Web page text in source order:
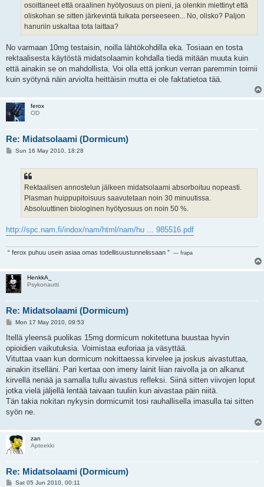
osoittaneet että oraalinen hyötyosuus on pieni, ja olenkin miettinyt että
oliskohan se sitten järkevintä tuikata perseeseen... No, olisko? Paljon
hanuriin uskaltaa tota laittaa?
No varmaan 10mg testaisin, noilla lähtökohdilla eka. Tosiaan en tosta
rektaalisesta käytöstä midatsolaamin kohdalla tiedä mitään muuta kuin
että ainakin se on mahdollista. Voi olla että jonkun verran paremmin toimii
kuin syötynä näin arviolta heittäisin mutta ei ole faktatietoa tää.
ferox
OD
Re: Midatsolaami (Dormicum)
PSun 16 May 2010, 18:28
Rektaalisen annostelun jälkeen midatsolaami absorboituu nopeasti.
Plasman huippupitoisuus saavutetaan noin 30 minuutissa.
Absoluuttinen biologinen hyötyosuus on noin 50 %.
http://spc.nam.fi/indox/nam/html/nam/hu ... 985516.pdf
“ ferox puhuu usein asiaa omas todellisuustunnelissaan ” — frapa
HenkkA_
Psykonautti
Re: Midatsolaami (Dormicum)
P
s
Mon 17 May 2010, 09:53
Itellä yleensä puolikas 15mg dormicum nokitettuna buustaa hyvin
opioidien vaikutuksia. Voimistaa euforiaa ja väsyttää.
Vituttaa vaan kun dormicum nokittaessa kirvelee ja joskus aivastuttaa,
ainakin itselläni. Pari kertaa oon imeny lainit liian raivolla ja on alkanut
kirvellä nenää ja samalla tullu aivastus refleksi. Siinä sitten viivojen loput
jotka vielä jäljellä lentää taivaan tuuliin kun aivastaa päin niitä.
Tän takia nokitan nykysin dormicumit tosi rauhallisella imasulla tai sitten
syön ne.
zan
Apteekki
Re: Midatsolaami (Dormicum)
PSat 05 Jun 2010, 00:11